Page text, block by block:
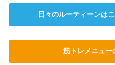
日々のルーティーンは
筋トレメニュー